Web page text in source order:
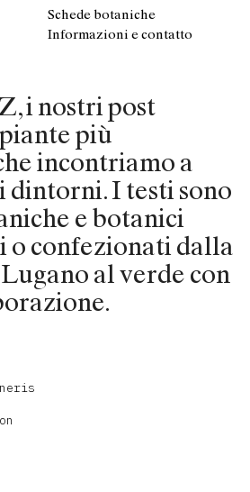
Schede botaniche
Informazioni e contatto
i nostri post
più
incontriamo a
dintorni. I testi sono
e botanici
o confezionati dalla
al verde con